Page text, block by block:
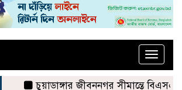
Toggle
চুয়াডাঙ্গার জীবননগর সীমান্তে বিএসএফের ৩